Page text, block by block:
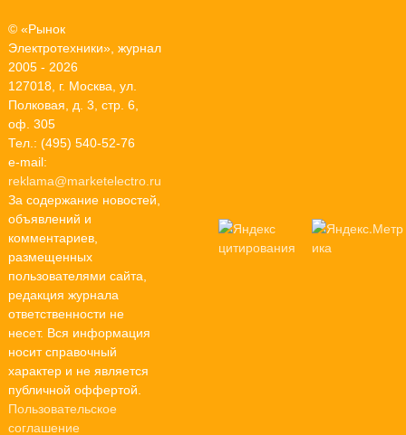
© «Рынок
Электротехники», журнал
2005 - 2026
127018, г. Москва, ул.
Полковая, д. 3, стр. 6,
оф. 305
Тел.: (495) 540-52-76
e-mail:
reklama@marketelectro.ru
За содержание новостей,
объявлений и
комментариев,
размещенных
пользователями сайта,
редакция журнала
ответственности не
несет. Вся информация
носит справочный
характер и не является
публичной оффертой.
Пользовательское
соглашение